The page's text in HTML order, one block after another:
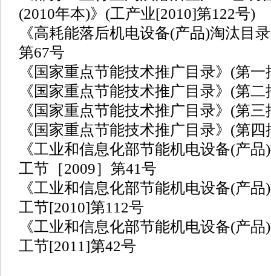
(2010年本)》(工产业[2010]第122号)
《高耗能落后机电设备(产品)淘汰目
第67号
《国家重点节能技术推广目录》(第
《国家重点节能技术推广目录》(第
《国家重点节能技术推广目录》(第
《国家重点节能技术推广目录》(第
《工业和信息化部节能机电设备(产
工节［2009］第41号
《工业和信息化部节能机电设备(产
工节[2010]第112号
《工业和信息化部节能机电设备(产
工节[2011]第42号